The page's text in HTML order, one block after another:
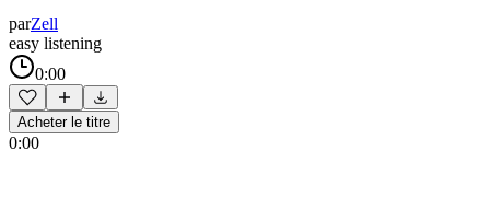
parZell
easy listening
0:00
Acheter le titre
0:00